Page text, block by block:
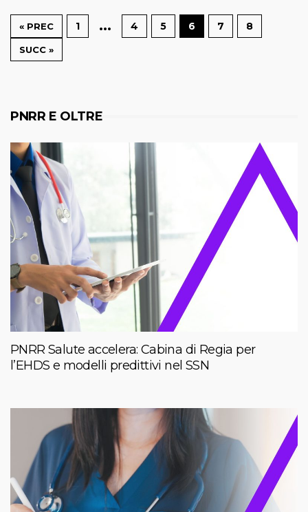
« PREC 1 … 4 5 6 7 8
SUCC »
PNRR E OLTRE
PNRR Salute accelera: Cabina di Regia per
l’EHDS e modelli predittivi nel SSN